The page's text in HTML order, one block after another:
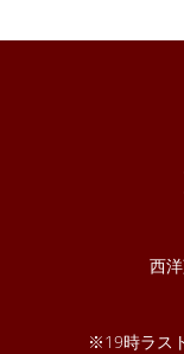
西
※19時ラス